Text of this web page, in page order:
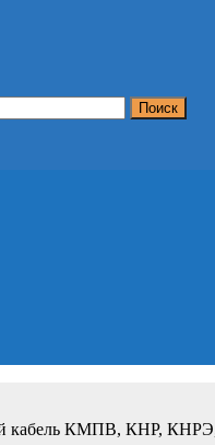
кабель КМПВ, КНР, КНРЭ,